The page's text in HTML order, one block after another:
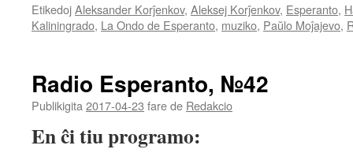
RSS FEED
LINK
EtikedojAleksander Korĵenkov, Aleksej Korĵenkov, Esperanto,
Kaliningrado, La Ondo de Esperanto, muziko, Paŭlo Moĵajevo,
Radio Esperanto, №42
Publikigita 2017-04-23 fare de Redakcio
En ĉi tiu programo: